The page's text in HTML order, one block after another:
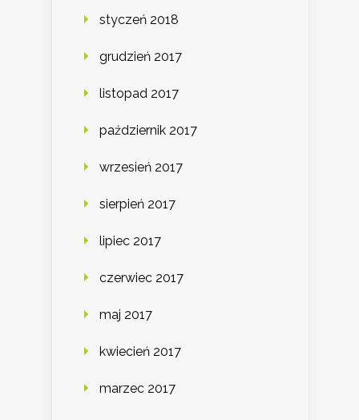
styczeń 2018
grudzień 2017
listopad 2017
październik 2017
wrzesień 2017
sierpień 2017
lipiec 2017
czerwiec 2017
maj 2017
kwiecień 2017
marzec 2017